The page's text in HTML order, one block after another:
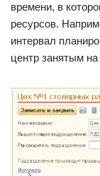
времени, в
ресурсов.
интервал
центр занятым